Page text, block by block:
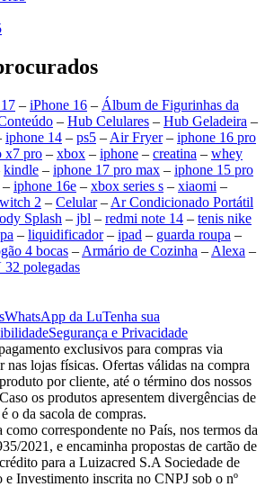
– iPhone 16 – Álbum de Figurinhas da
– Hub Celulares – Hub Geladeira –
iphone 14 – ps5 – Air Fryer– iphone 16 pro
x7 pro – xbox – iphone – creatina – whey
kindle – iphone 17 pro max – iphone 15 pro
– iphone 16e – xbox series s – xiaomi –
2 – Celular– Ar Condicionado Portátil
Splash – jbl – redmi note 14 – tenis nike
– liquidificador– ipad – guarda roupa –
4 bocas – Armário de Cozinha – Alexa –
polegadas
WhatsApp da LuTenha sua
Segurança e Privacidade
exclusivos para compras via
nas lojas físicas. Ofertas válidas na compra
por cliente, até o término dos nossos
os produtos apresentem divergências de
o da sacola de compras.
correspondente no País, nos termos da
2021, e encaminha propostas de cartão de
para a Luizacred S.A Sociedade de
Investimento inscrita no CNPJ sob o nº